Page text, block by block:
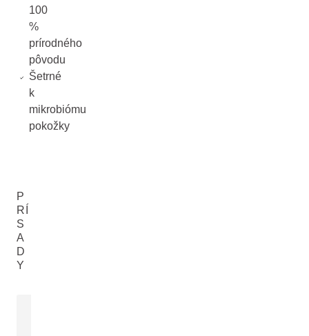
100
%
prírodného
pôvodu
Šetrné
k
mikrobiómu
pokožky
P
RÍ
S
A
D
Y